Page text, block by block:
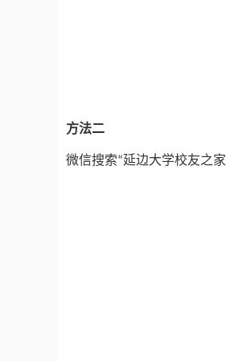
方法二
微信搜索“延边大学校友之家